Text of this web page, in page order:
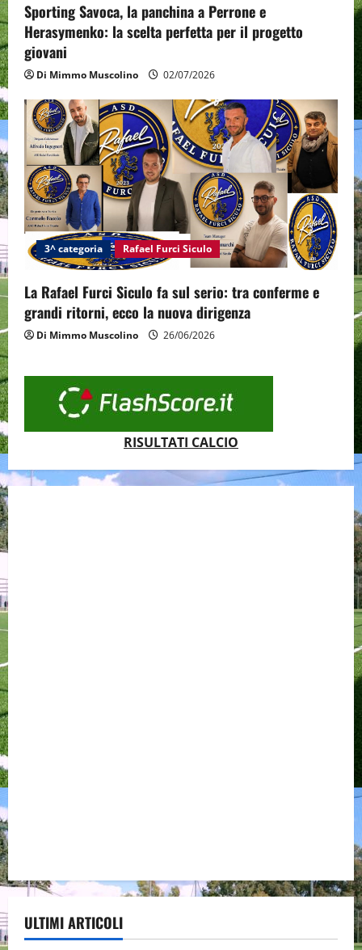
Sporting Savoca, la panchina a Perrone e
Herasymenko: la scelta perfetta per il progetto
giovani
Di Mimmo Muscolino 02/07/2026
3^ categoria Rafael Furci Siculo
La Rafael Furci Siculo fa sul serio: tra conferme e
grandi ritorni, ecco la nuova dirigenza
Di Mimmo Muscolino 26/06/2026
RISULTATI CALCIO
ULTIMI ARTICOLI